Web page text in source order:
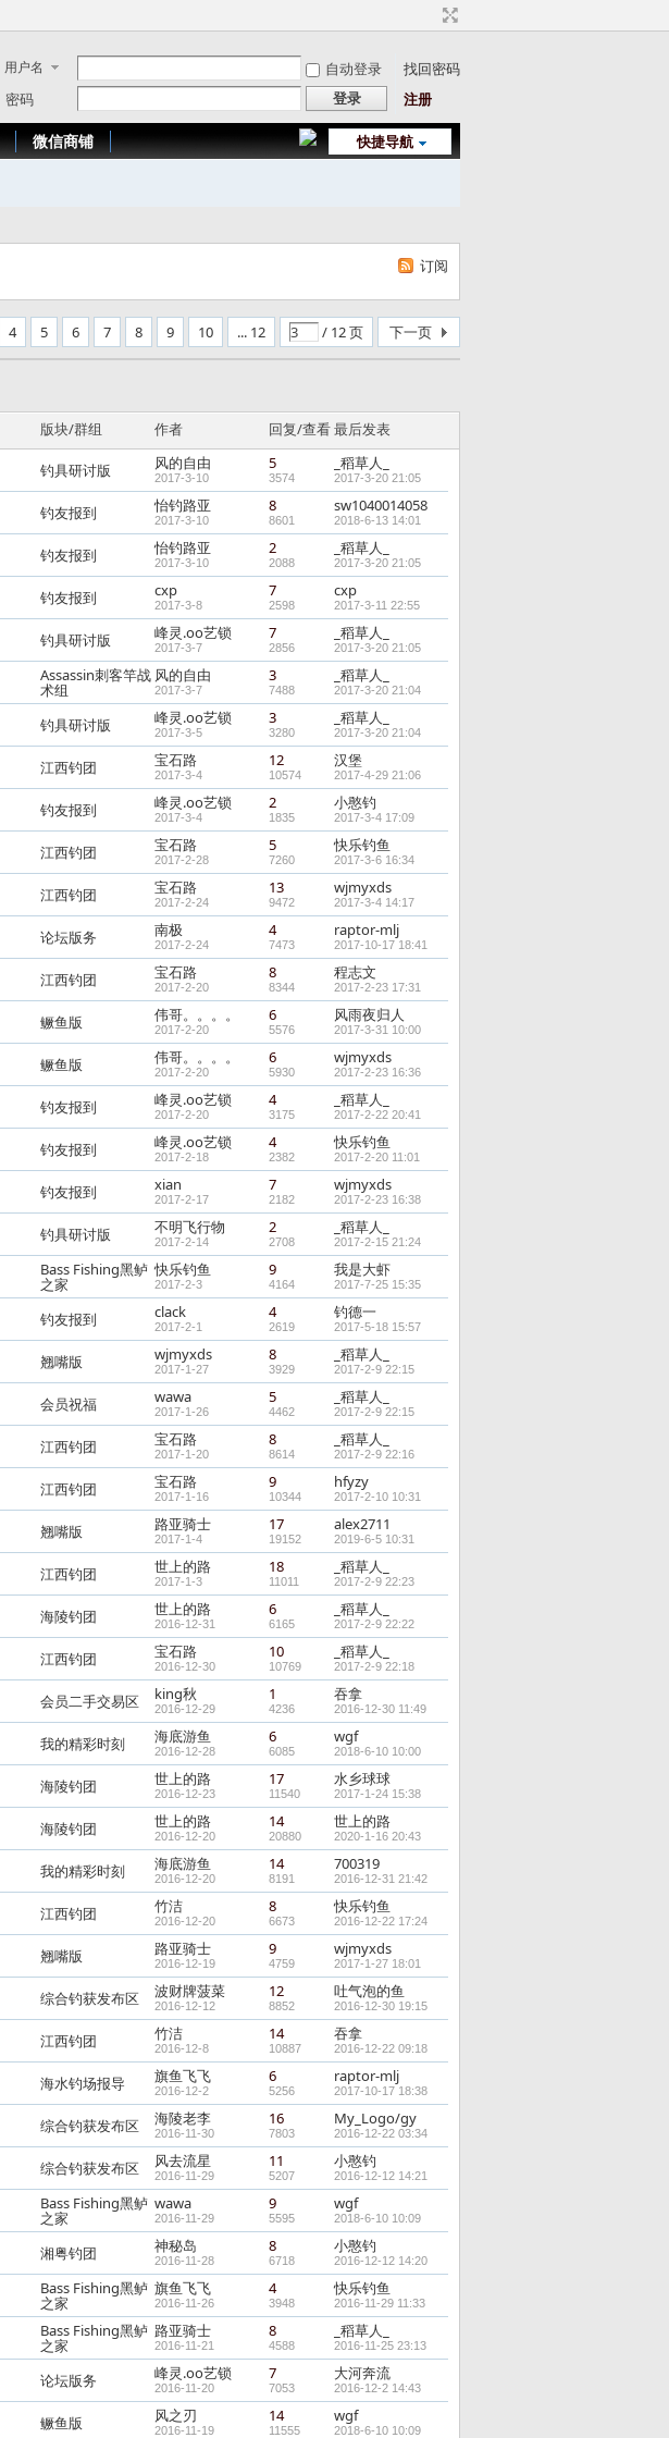
用户名 自动登录
找回密码
密码
登录 注册
快捷导航
微信商铺
订阅
4 5 6 7 8 9 10 ... 12 / 12 页 下一页
版块/群组 作者 回复/查看最后发表
钓具研讨版 风的自由
2017-3-10
5
3574
_稻草人_
2017-3-20 21:05
钓友报到 怡钓路亚
2017-3-10
8
8601
sw1040014058
2018-6-13 14:01
钓友报到 怡钓路亚
2017-3-10
2
2088
_稻草人_
2017-3-20 21:05
钓友报到 cxp
2017-3-8
7
2598
cxp
2017-3-11 22:55
钓具研讨版 峰灵.oо艺锁
2017-3-7
7
2856
_稻草人_
2017-3-20 21:05
Assassin刺客竿战
术组
风的自由
2017-3-7
3
7488
_稻草人_
2017-3-20 21:04
钓具研讨版 峰灵.oо艺锁
2017-3-5
3
3280
_稻草人_
2017-3-20 21:04
江西钓团 宝石路
2017-3-4
12
10574
汉堡
2017-4-29 21:06
钓友报到 峰灵.oо艺锁
2017-3-4
2
1835
小憨钓
2017-3-4 17:09
江西钓团 宝石路
2017-2-28
5
7260
快乐钓鱼
2017-3-6 16:34
江西钓团 宝石路
2017-2-24
13
9472
wjmyxds
2017-3-4 14:17
论坛版务 南极
2017-2-24
4
7473
raptor-mlj
2017-10-17 18:41
江西钓团 宝石路
2017-2-20
8
8344
程志文
2017-2-23 17:31
鳜鱼版 伟哥。。。。
2017-2-20
6
5576
风雨夜归人
2017-3-31 10:00
鳜鱼版 伟哥。。。。
2017-2-20
6
5930
wjmyxds
2017-2-23 16:36
钓友报到 峰灵.oо艺锁
2017-2-20
4
3175
_稻草人_
2017-2-22 20:41
钓友报到 峰灵.oо艺锁
2017-2-18
4
2382
快乐钓鱼
2017-2-20 11:01
钓友报到 xian
2017-2-17
7
2182
wjmyxds
2017-2-23 16:38
钓具研讨版 不明飞行物
2017-2-14
2
2708
_稻草人_
2017-2-15 21:24
Bass Fishing黑鲈
之家
快乐钓鱼
2017-2-3
9
4164
我是大虾
2017-7-25 15:35
钓友报到 clack
2017-2-1
4
2619
钓德一
2017-5-18 15:57
翘嘴版 wjmyxds
2017-1-27
8
3929
_稻草人_
2017-2-9 22:15
会员祝福 wawa
2017-1-26
5
4462
_稻草人_
2017-2-9 22:15
江西钓团 宝石路
2017-1-20
8
8614
_稻草人_
2017-2-9 22:16
江西钓团 宝石路
2017-1-16
9
10344
hfyzy
2017-2-10 10:31
翘嘴版 路亚骑士
2017-1-4
17
19152
alex2711
2019-6-5 10:31
江西钓团 世上的路
2017-1-3
18
11011
_稻草人_
2017-2-9 22:23
海陵钓团 世上的路
2016-12-31
6
6165
_稻草人_
2017-2-9 22:22
江西钓团 宝石路
2016-12-30
10
10769
_稻草人_
2017-2-9 22:18
会员二手交易区 king秋
2016-12-29
1
4236
吞拿
2016-12-30 11:49
我的精彩时刻 海底游鱼
2016-12-28
6
6085
wgf
2018-6-10 10:00
海陵钓团 世上的路
2016-12-23
17
11540
水乡球球
2017-1-24 15:38
海陵钓团 世上的路
2016-12-20
14
20880
世上的路
2020-1-16 20:43
我的精彩时刻 海底游鱼
2016-12-20
14
8191
700319
2016-12-31 21:42
江西钓团 竹洁
2016-12-20
8
6673
快乐钓鱼
2016-12-22 17:24
翘嘴版 路亚骑士
2016-12-19
9
4759
wjmyxds
2017-1-27 18:01
综合钓获发布区 波财牌菠菜
2016-12-12
12
8852
吐气泡的鱼
2016-12-30 19:15
江西钓团 竹洁
2016-12-8
14
10887
吞拿
2016-12-22 09:18
海水钓场报导 旗鱼飞飞
2016-12-2
6
5256
raptor-mlj
2017-10-17 18:38
综合钓获发布区 海陵老李
2016-11-30
16
7803
My_Logo/gy
2016-12-22 03:34
综合钓获发布区 风去流星
2016-11-29
11
5207
小憨钓
2016-12-12 14:21
Bass Fishing黑鲈
之家
wawa
2016-11-29
9
5595
wgf
2018-6-10 10:09
湘粤钓团 神秘岛
2016-11-28
8
6718
小憨钓
2016-12-12 14:20
Bass Fishing黑鲈
之家
旗鱼飞飞
2016-11-26
4
3948
快乐钓鱼
2016-11-29 11:33
Bass Fishing黑鲈
之家
路亚骑士
2016-11-21
8
4588
_稻草人_
2016-11-25 23:13
论坛版务 峰灵.oо艺锁
2016-11-20
7
7053
大河奔流
2016-12-2 14:43
鳜鱼版 风之刃
2016-11-19
14
11555
wgf
2018-6-10 10:09